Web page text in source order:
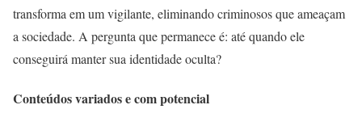
transforma em um vigilante, eliminando criminosos que ameaçam
a sociedade. A pergunta que permanece é: até quando ele
conseguirá manter sua identidade oculta?
Conteúdos variados e com potencial